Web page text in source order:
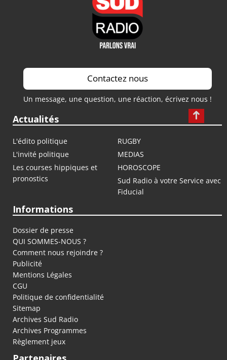
Contactez nous
Un message, une question, une réaction, écrivez nous !
Actualités
L'édito politique
RUGBY
L'invité politique
MEDIAS
Les courses hippiques et
pronostics
HOROSCOPE
Sud Radio à votre Service avec
Fiducial
Informations
Dossier de presse
QUI SOMMES-NOUS ?
Comment nous rejoindre ?
Publicité
Mentions Légales
CGU
Politique de confidentialité
Sitemap
Archives Sud Radio
Archives Programmes
Règlement jeux